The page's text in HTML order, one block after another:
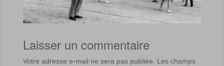
Laisser un commentaire
Votre adresse e-mail ne sera pas publiée. Les champs